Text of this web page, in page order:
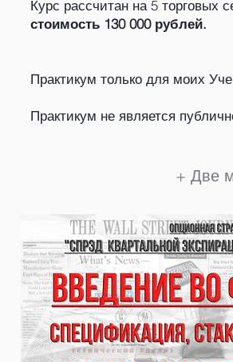
Курс рассчитан на 5 торговых
стоимость 130 000 рублей.
Практикум только для моих
Практикум не является
+ Две